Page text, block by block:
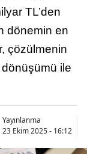
TL’den
dönemin en
çözülmenin
ile
Yayınlanma
23 Ekim 2025 - 16:12